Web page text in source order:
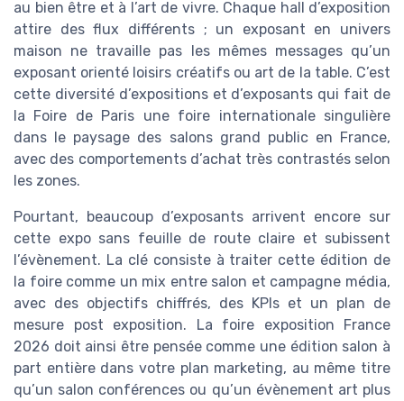
au bien être et à l’art de vivre. Chaque hall d’exposition
attire des flux différents ; un exposant en univers
maison ne travaille pas les mêmes messages qu’un
exposant orienté loisirs créatifs ou art de la table. C’est
cette diversité d’expositions et d’exposants qui fait de
la Foire de Paris une foire internationale singulière
dans le paysage des salons grand public en France,
avec des comportements d’achat très contrastés selon
les zones.
Pourtant, beaucoup d’exposants arrivent encore sur
cette expo sans feuille de route claire et subissent
l’évènement. La clé consiste à traiter cette édition de
la foire comme un mix entre salon et campagne média,
avec des objectifs chiffrés, des KPIs et un plan de
mesure post exposition. La foire exposition France
2026 doit ainsi être pensée comme une édition salon à
part entière dans votre plan marketing, au même titre
qu’un salon conférences ou qu’un évènement art plus